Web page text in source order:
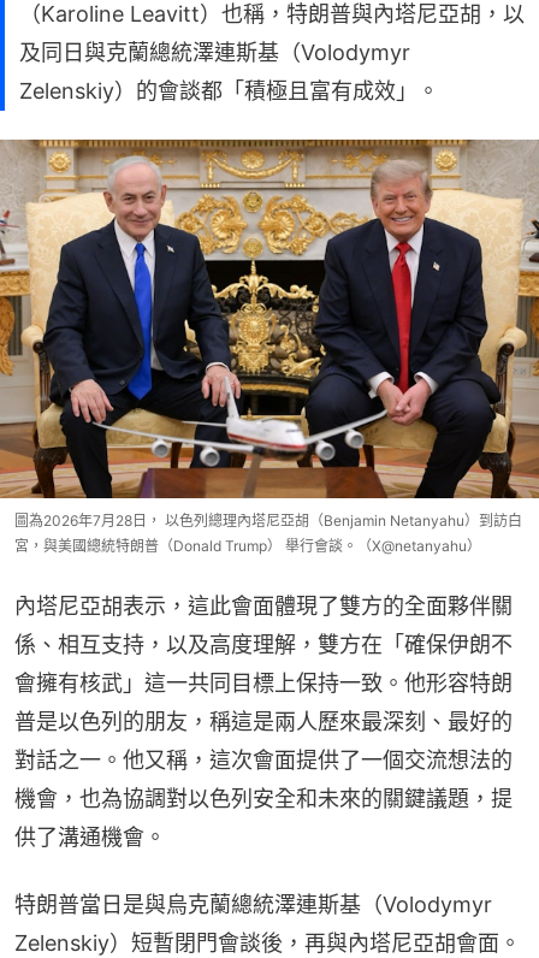
（Karoline Leavitt）也稱，特朗普與內塔尼亞胡，以
及同日與克蘭總統澤連斯基（Volodymyr
Zelenskiy）的會談都「積極且富有成效」。
圖為2026年7月28日， 以色列總理內塔尼亞胡（Benjamin Netanyahu）到訪白
宮，與美國總統特朗普（Donald Trump） 舉行會談。（X@netanyahu）
內塔尼亞胡表示，這此會面體現了雙方的全面夥伴關
係、相互支持，以及高度理解，雙方在「確保伊朗不
會擁有核武」這一共同目標上保持一致。他形容特朗
普是以色列的朋友，稱這是兩人歷來最深刻、最好的
對話之一。他又稱，這次會面提供了一個交流想法的
機會，也為協調對以色列安全和未來的關鍵議題，提
供了溝通機會。
特朗普當日是與烏克蘭總統澤連斯基（Volodymyr
Zelenskiy）短暫閉門會談後，再與內塔尼亞胡會面。